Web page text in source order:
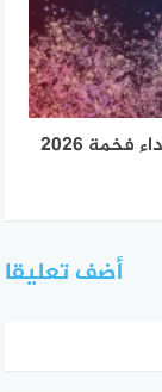
2026
أضف تعليقا